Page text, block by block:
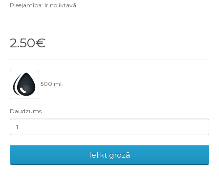
Pieejamība: Ir noliktavā
2.50€
500 ml.
Daudzums
Ielikt grozā